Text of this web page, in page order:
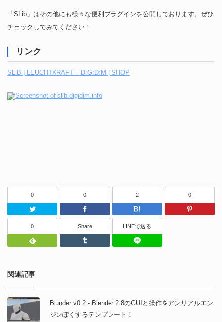
「SLib」はその他にも様々な便利プラグインを公開しております。ぜひ
チェックしてみてください！
リンク
SLiB | LEUCHTKRAFT – D:G:D:M | SHOP
0
Twitter
0
Facebook
2
はてなブッ
0
0
Feedly
Share
Tumblr
LINEで送る
関連記事
Blunder v0.2 - Blender 2.8のGUIと操作をアンリアルエン
ジンぽくするテンプレート！